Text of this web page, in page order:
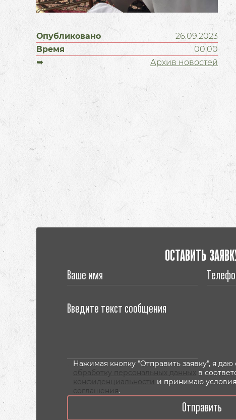
Опубликовано
26.09.2023
Время
00:00
➥
Архив новостей
ОСТАВИТЬ
Нажимая кнопку "Отправить заявку", я даю
обработку персональных данных в
конфиденциальности и принимаю условия
соглашения.
Отправить